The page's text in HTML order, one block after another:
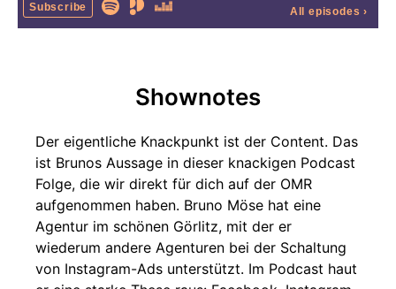
Subscribe All episodes ›
Shownotes
Der eigentliche Knackpunkt ist der Content. Das
ist Brunos Aussage in dieser knackigen Podcast
Folge, die wir direkt für dich auf der OMR
aufgenommen haben. Bruno Möse hat eine
Agentur im schönen Görlitz, mit der er
wiederum andere Agenturen bei der Schaltung
von Instagram-Ads unterstützt. Im Podcast haut